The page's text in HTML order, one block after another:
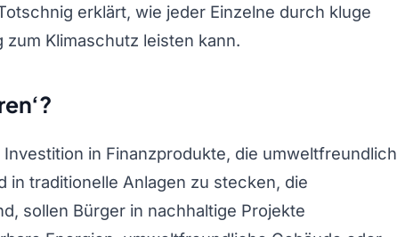
erklärt, wie jeder Einzelne durch kluge
Klimaschutz leisten kann.
Investition in Finanzprodukte, die umweltfreundlich
in traditionelle Anlagen zu stecken, die
sollen Bürger in nachhaltige Projekte